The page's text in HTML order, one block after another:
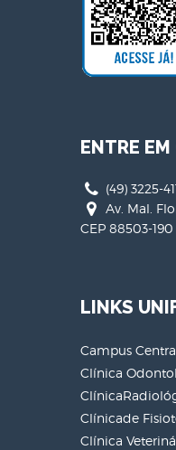
ENTRE
(49) 3225-
Av. Mal.
CEP 88503-190
LINKS
Campus
Clínica
Clínicade
Clínica